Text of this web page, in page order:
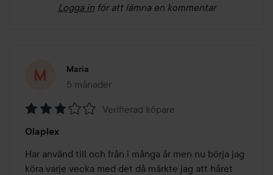
Logga in för att lämna en kommentar
Maria
5 månader
Inlägget skapades 5 månader
3
av
5
Verifierad köpare
Olaplex
Har använd till och från i många år men nu börja jag
köra varje vecka med det då märkte jag att håret